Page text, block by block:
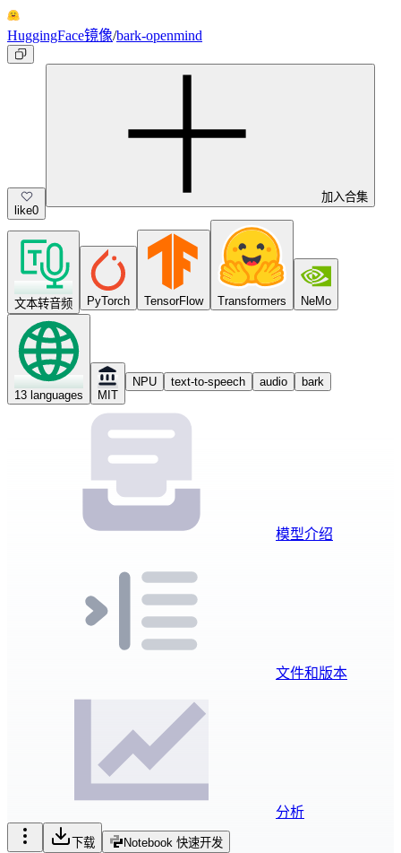
HuggingFace镜像/bark-openmind
like0
加入合集
文本转音频 PyTorch TensorFlow Transformers NeMo
13 languages MIT
NPU text-to-speech audio bark
模型介绍
文件和版本
分析
下载 Notebook 快速开发